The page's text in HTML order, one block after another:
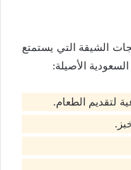
الشيقة التي يستمتع
الأصيلة:
لتقديم الطعام.